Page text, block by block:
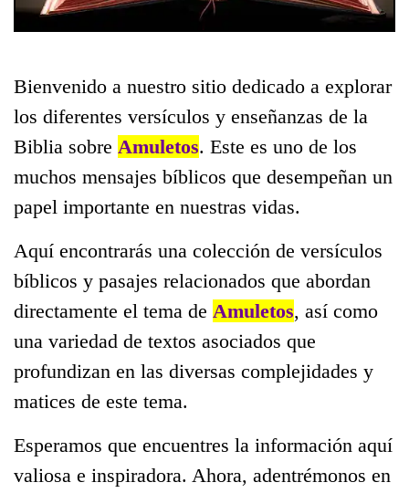
Bienvenido a nuestro sitio dedicado a explorar
los diferentes versículos y enseñanzas de la
Biblia sobre Amuletos. Este es uno de los
muchos mensajes bíblicos que desempeñan un
papel importante en nuestras vidas.
Aquí encontrarás una colección de versículos
bíblicos y pasajes relacionados que abordan
directamente el tema de Amuletos, así como
una variedad de textos asociados que
profundizan en las diversas complejidades y
matices de este tema.
Esperamos que encuentres la información aquí
valiosa e inspiradora. Ahora, adentrémonos en